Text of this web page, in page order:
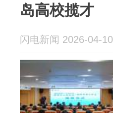
岛高校揽才
闪电新闻 2026-04-10